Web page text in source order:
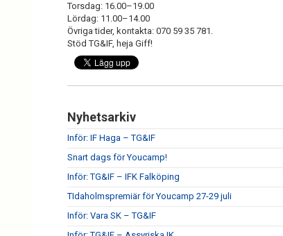
Torsdag: 16.00–19.00
Lördag: 11.00–14.00
Övriga tider, kontakta: 070 59 35 781.
Stöd TG&IF, heja Giff!
Nyhetsarkiv
Inför: IF Haga – TG&IF
Snart dags för Youcamp!
Inför: TG&IF – IFK Falköping
TIdaholmspremiär för Youcamp 27-29 juli
Inför: Vara SK – TG&IF